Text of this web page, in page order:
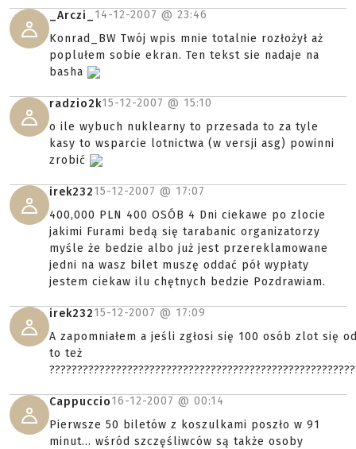
_Arczi_ 14-12-2007 @ 23:46
Konrad_BW Twój wpis mnie totalnie rozłożył aż
poplułem sobie ekran. Ten tekst sie nadaje na
basha
radzio2k15-12-2007 @ 15:10
o ile wybuch nuklearny to przesada to za tyle
kasy to wsparcie lotnictwa (w versji asg) powinni
zrobić
irek23215-12-2007 @ 17:07
400,000 PLN 400 OSÓB 4 Dni ciekawe po zlocie
jakimi Furami bedą się tarabanic organizatorzy
myśle że bedzie albo już jest przereklamowane
jedni na wasz bilet muszę oddać pół wypłaty
jestem ciekaw ilu chętnych bedzie Pozdrawiam.
irek23215-12-2007 @ 17:09
A zapomniałem a jeśli zgłosi się 100 osób zlot się
to też
Cappuccio16-12-2007 @ 00:14
Pierwsze 50 biletów z koszulkami poszło w 91
minut... wśród szczęśliwców są także osoby